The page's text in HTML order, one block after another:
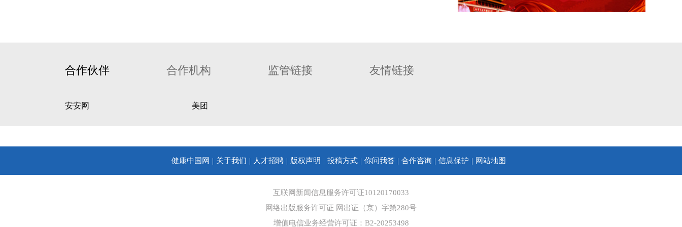
合作伙伴 合作机构 监管链接 友情链接
安安网 美团
健康中国网 关于我们 人才招聘 版权声明 投稿方式 你问我答 合作咨询 信息保护 网站地图
互联网新闻信息服务许可证10120170033
网络出版服务许可证 网出证（京）字第280号
增值电信业务经营许可证：B2-20253498